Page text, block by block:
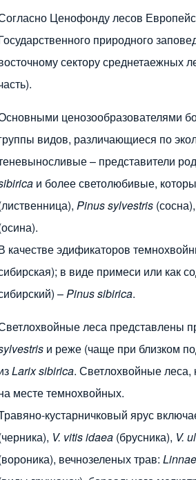
Ценофонду лесов
природного
сектору среднетаежных
ценозообразователями
видов, различающиеся по
– представители
и более светолюбивые,
Pinus sylvestris (сосна),
качестве эдификаторов
в виде примеси или как
–Pinus sibirica.
леса представлены
и реже (чаще при близком
Larix sibirica. Светлохвойные
месте темнохвойных.
кустарничковый ярус
V. vitis idaea (брусника), V.
вечнозеленых трав: